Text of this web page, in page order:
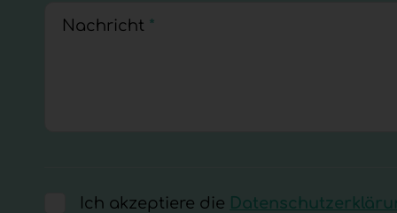
Nachricht *
Ich akzeptiere die